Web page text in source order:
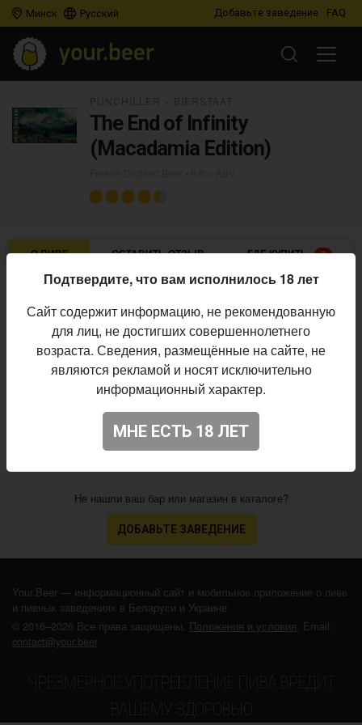
Минск Русский Добавьте заведение FAQ
The End of Infinity
(Macadamia Edition)
О ПИВЕ ОСТАВИТЬ ОТЗЫВ ГДЕ КУПИТЬ 1
Стиль:
Freeze-Distilled Beer
Алкоголь:
6,8%
выпуска:
20.05.2026
4.382
Не нашли ваш бар или магазин в каталоге?
ДОБАВЬТЕ ЗАВЕДЕНИЕ
Your.Beer — информационный сайт и мобильное приложение о пиве
и пивных заведениях в Беларуси и Украине
© 2016–2026 Все права защищены. Положения и условия. Email:
contact@your.beer
ЧРЕЗМЕРНОЕ УПОТРЕБЛЕНИЕ ПИВА ВРЕДИТ
ВАШЕМУ ЗДОРОВЬЮ
Подтвердите, что вам исполнилось 18 лет
Сайт содержит информацию, не рекомендованную
для лиц, не достигших совершеннолетнего
возраста. Сведения, размещённые на сайте, не
являются рекламой и носят исключительно
информационный характер.
МНЕ ЕСТЬ 18 ЛЕТ